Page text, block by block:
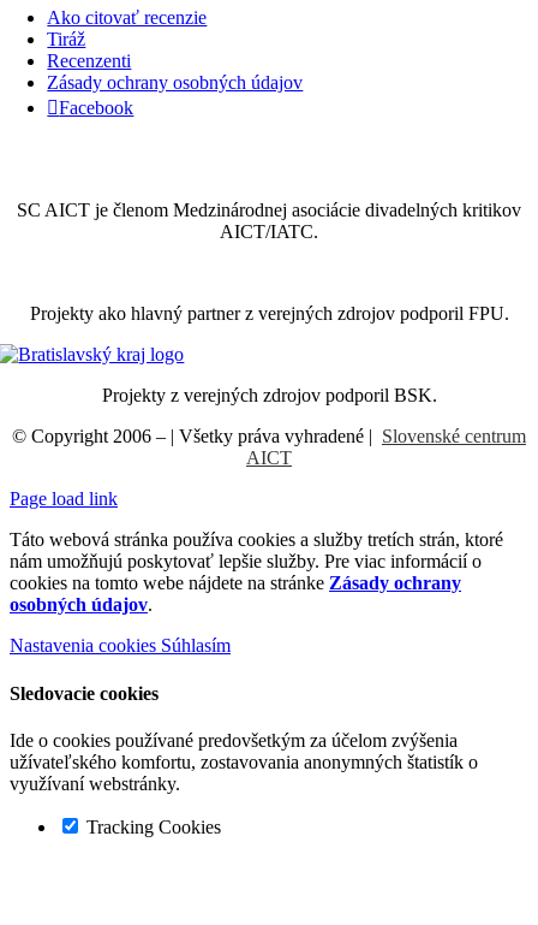
NavigationAko citovať recenzie
Tiráž
Recenzenti
Zásady ochrany osobných údajov
Facebook
SC AICT je členom Medzinárodnej asociácie divadelných kritikov
AICT/IATC.
Projekty ako hlavný partner z verejných zdrojov podporil FPU.
Projekty z verejných zdrojov podporil BSK.
© Copyright 2006 – | Všetky práva vyhradené | Slovenské centrum
AICT
Page load link
Táto webová stránka používa cookies a služby tretích strán, ktoré
nám umožňujú poskytovať lepšie služby. Pre viac informácií o
cookies na tomto webe nájdete na stránke Zásady ochrany
osobných údajov.
Nastavenia cookies Súhlasím
Sledovacie cookies
Ide o cookies používané predovšetkým za účelom zvýšenia
užívateľského komfortu, zostavovania anonymných štatistík o
využívaní webstránky.
Tracking Cookies